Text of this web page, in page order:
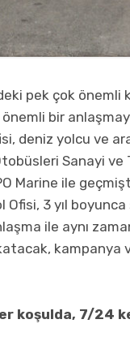
pek çok önemli
bir
deniz yolcu ve
Sanayi ve
Marine ile
3 yıl
ile aynı
kampanya
koşulda, 7/24